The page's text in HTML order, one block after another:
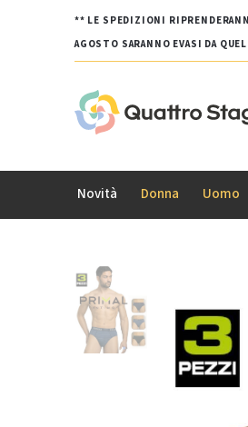
** LE SPEDIZIONI
AGOSTO SARANNO EVASI DA
Novità Donna Uomo